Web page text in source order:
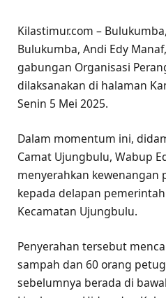
Kilastimur.com –
Bulukumba, Andi Edy
gabungan Organisasi
dilaksanakan di halaman
Senin 5 Mei 2025.
Dalam momentum ini,
Camat Ujungbulu, Wabup
menyerahkan kewenangan
kepada delapan
Kecamatan Ujungbulu.
Penyerahan tersebut
sampah dan 60 orang
sebelumnya berada di